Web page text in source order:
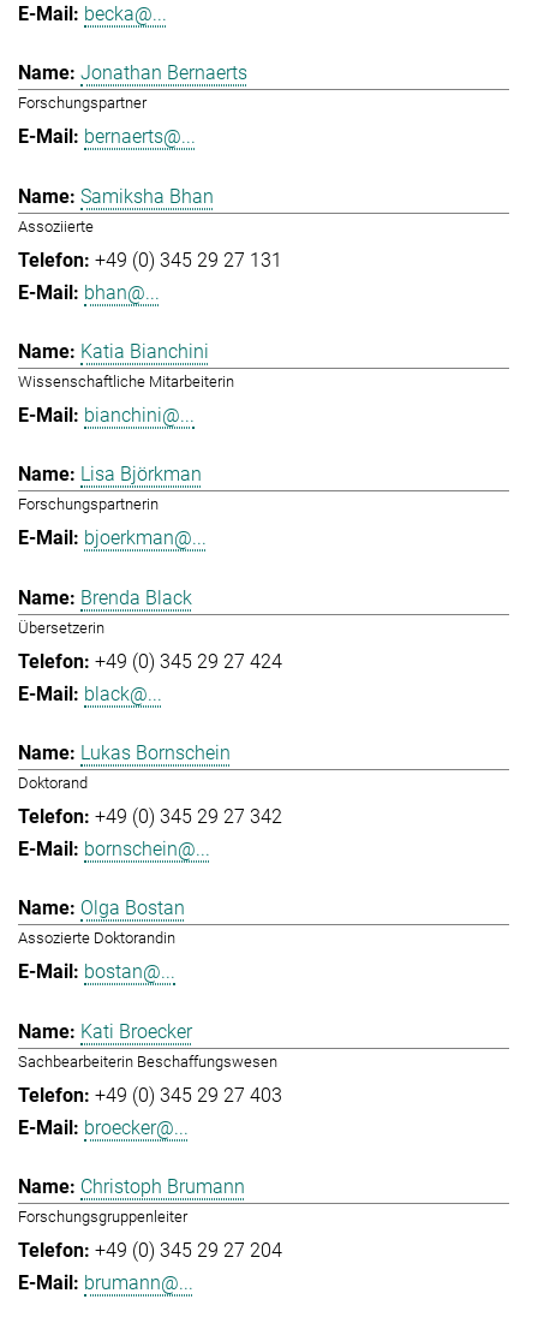
becka@...
Jonathan Bernaerts
Forschungspartner
bernaerts@...
Samiksha Bhan
Assoziierte
+49 (0) 345 29 27 131
bhan@...
Katia Bianchini
Wissenschaftliche Mitarbeiterin
bianchini@...
Lisa Björkman
Forschungspartnerin
bjoerkman@...
Brenda Black
Übersetzerin
+49 (0) 345 29 27 424
black@...
Lukas Bornschein
Doktorand
+49 (0) 345 29 27 342
bornschein@...
Olga Bostan
Assozierte Doktorandin
bostan@...
Kati Broecker
Sachbearbeiterin Beschaffungswesen
+49 (0) 345 29 27 403
broecker@...
Christoph Brumann
Forschungsgruppenleiter
+49 (0) 345 29 27 204
brumann@...